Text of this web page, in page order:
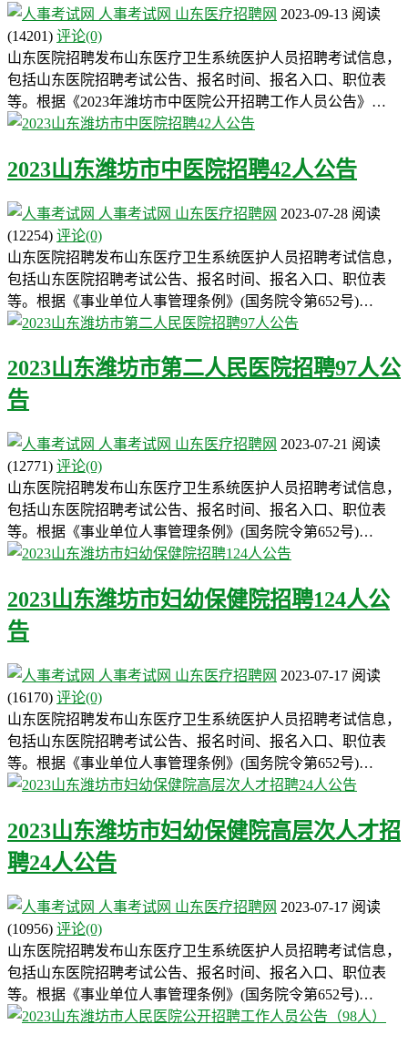
人事考试网 山东医疗招聘网 2023-09-13 阅读
(14201) 评论(0)
山东医院招聘发布山东医疗卫生系统医护人员招聘考试信息，
包括山东医院招聘考试公告、报名时间、报名入口、职位表
等。根据《2023年潍坊市中医院公开招聘工作人员公告》…
2023山东潍坊市中医院招聘42人公告
人事考试网 山东医疗招聘网 2023-07-28 阅读
(12254) 评论(0)
山东医院招聘发布山东医疗卫生系统医护人员招聘考试信息，
包括山东医院招聘考试公告、报名时间、报名入口、职位表
等。根据《事业单位人事管理条例》(国务院令第652号)…
2023山东潍坊市第二人民医院招聘97人公
告
人事考试网 山东医疗招聘网 2023-07-21 阅读
(12771) 评论(0)
山东医院招聘发布山东医疗卫生系统医护人员招聘考试信息，
包括山东医院招聘考试公告、报名时间、报名入口、职位表
等。根据《事业单位人事管理条例》(国务院令第652号)…
2023山东潍坊市妇幼保健院招聘124人公
告
人事考试网 山东医疗招聘网 2023-07-17 阅读
(16170) 评论(0)
山东医院招聘发布山东医疗卫生系统医护人员招聘考试信息，
包括山东医院招聘考试公告、报名时间、报名入口、职位表
等。根据《事业单位人事管理条例》(国务院令第652号)…
2023山东潍坊市妇幼保健院高层次人才招
聘24人公告
人事考试网 山东医疗招聘网 2023-07-17 阅读
(10956) 评论(0)
山东医院招聘发布山东医疗卫生系统医护人员招聘考试信息，
包括山东医院招聘考试公告、报名时间、报名入口、职位表
等。根据《事业单位人事管理条例》(国务院令第652号)…